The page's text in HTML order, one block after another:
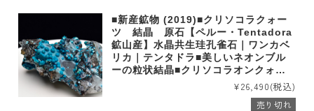
■新産鉱物 (2019)■クリソコラクォー
ツ 結晶 原石【ペルー・Tentadora
鉱山産】水晶共生珪孔雀石｜ワンカベ
リカ｜テンタドラ■美しいネオンブル
ーの粒状結晶■クリソコラオンクォー
¥26,490(税込)
売り切れ